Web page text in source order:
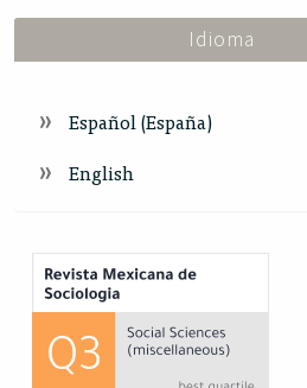
Idioma
Español (España)
English
Index